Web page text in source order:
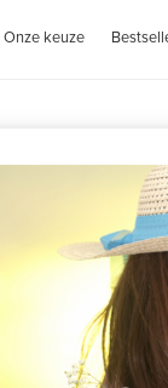
Onze keuze